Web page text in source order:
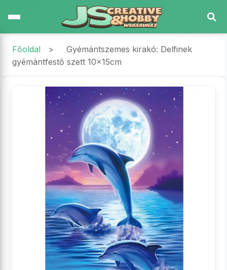
Főoldal >
Gyémántszemes kirakó: Delfinek
gyémántfestő szett 10x15cm